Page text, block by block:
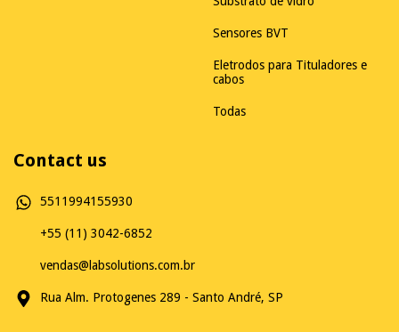
Sensores BVT
Eletrodos para Tituladores e
cabos
Todas
Contact us
5511994155930
+55 (11) 3042-6852
vendas@labsolutions.com.br
Rua Alm. Protogenes 289 - Santo André, SP